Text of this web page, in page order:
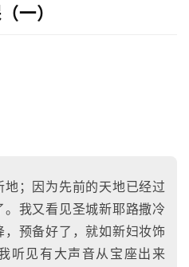
一）
；因为先前的天地已经过
我又看见圣城新耶路撒冷
预备好了，就如新妇妆饰
听见有大声音从宝座出来